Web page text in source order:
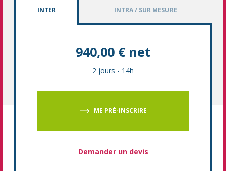
INTER INTRA / SUR MESURE
940,00 € net
2 jours - 14h
ME PRÉ-INSCRIRE
Demander un devis